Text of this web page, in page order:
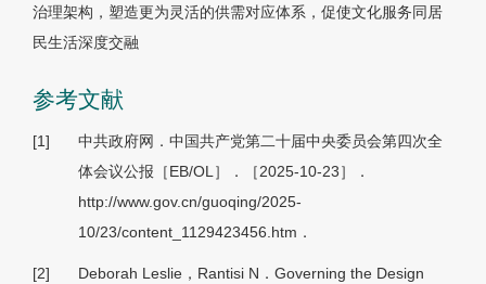
治理架构，塑造更为灵活的供需对应体系，促使文化服务同居
民生活深度交融
参考文献
[1]
中共政府网．中国共产党第二十届中央委员会第四次全
体会议公报［EB/OL］．［2025-10-23］．
http://www.gov.cn/guoqing/2025-
10/23/content_1129423456.htm．
[2]
Deborah Leslie，Rantisi N．Governing the Design